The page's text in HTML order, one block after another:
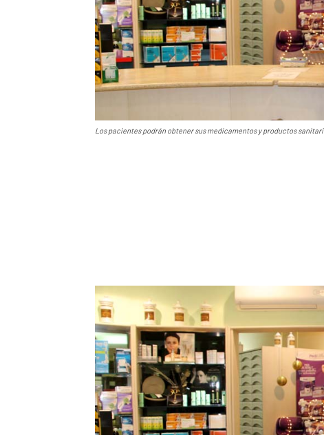
Los pacientes podrán obtener sus medicamentos y productos